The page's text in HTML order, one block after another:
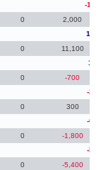
-
0 2,000
0 11,100
0 -700
-
0 300
-
0 -1,800
-
0 -5,400